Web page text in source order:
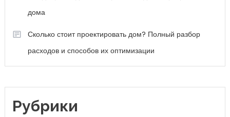
дома
Сколько стоит проектировать дом? Полный разбор
расходов и способов их оптимизации
Рубрики